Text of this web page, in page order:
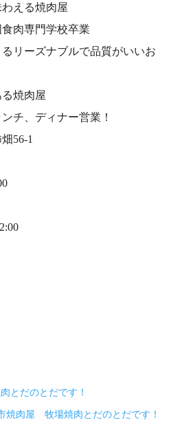
える焼肉屋⠀
肉専門学校卒業⠀
リーズナブルで品質がいいお
焼肉屋⠀
、ディナー営業！⠀
56-1⠀
とだのとだです！
焼肉屋 牧場焼肉とだのとだです！